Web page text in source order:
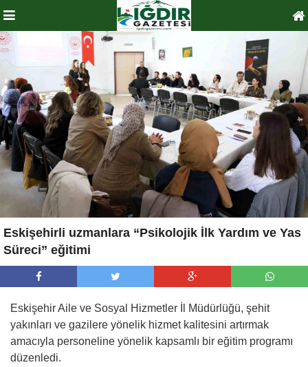
Eskişehirli uzmanlara “Psikolojik İlk Yardım ve Yas
Süreci” eğitimi
Eskişehir Aile ve Sosyal Hizmetler İl Müdürlüğü, şehit
yakınları ve gazilere yönelik hizmet kalitesini artırmak
amacıyla personeline yönelik kapsamlı bir eğitim programı
düzenledi.